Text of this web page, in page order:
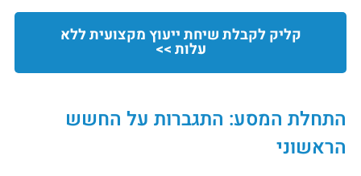
קליק לקבלת שיחת ייעוץ מקצועית ללא
עלות >>
התחלת המסע: התגברות על החשש
הראשוני